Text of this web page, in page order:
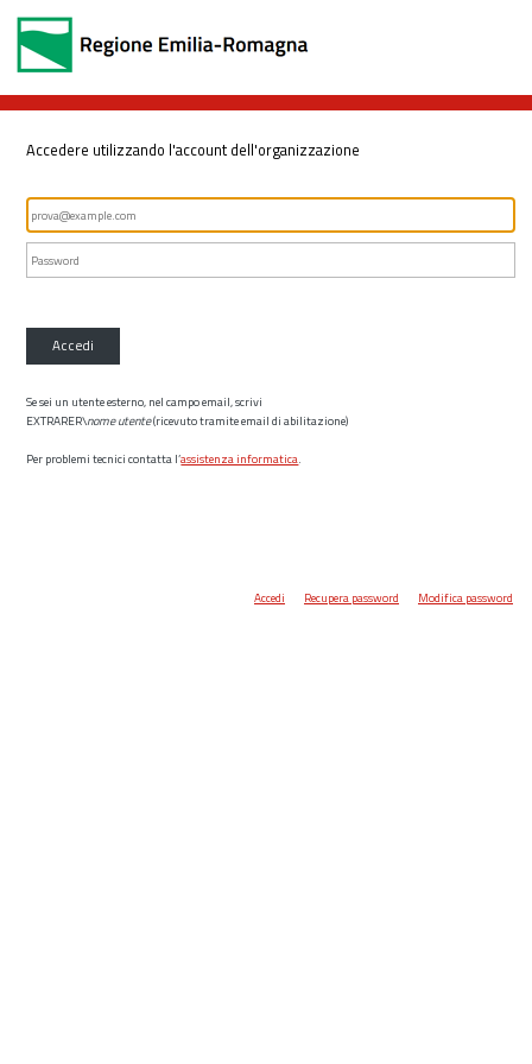
Accedere utilizzando l'account dell'organizzazione
Accedi
Se sei un utente esterno, nel campo email, scrivi
EXTRARER\nome utente(ricevuto tramite email di abilitazione)
Per problemi tecnici contatta l’assistenza informatica.
Accedi Recupera password Modifica password